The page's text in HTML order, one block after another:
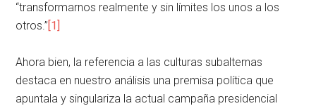
“transformarnos realmente y sin límites los unos a los
otros.”[1]
Ahora bien, la referencia a las culturas subalternas
destaca en nuestro análisis una premisa política que
apuntala y singulariza la actual campaña presidencial